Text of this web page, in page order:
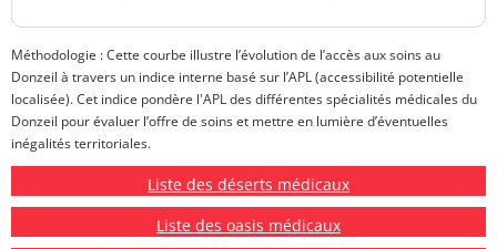
Méthodologie : Cette courbe illustre l’évolution de l’accès aux soins au
Donzeil à travers un indice interne basé sur l’APL (accessibilité potentielle
localisée). Cet indice pondère l'APL des différentes spécialités médicales du
Donzeil pour évaluer l’offre de soins et mettre en lumière d’éventuelles
inégalités territoriales.
Liste des déserts médicaux
Liste des oasis médicaux